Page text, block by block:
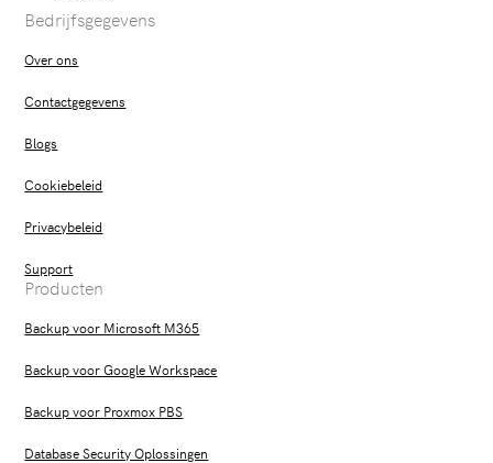
Bedrijfsgegevens
Over ons
Contactgegevens
Blogs
Cookiebeleid
Privacybeleid
Support
Producten
Backup voor Microsoft M365
Backup voor Google Workspace
Backup voor Proxmox PBS
Database Security Oplossingen